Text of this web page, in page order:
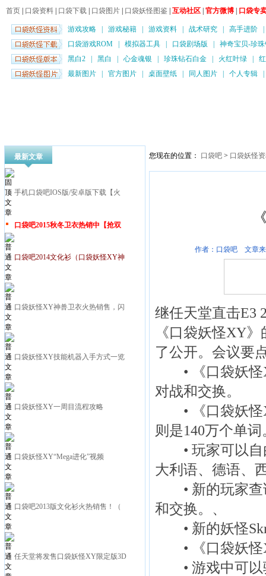
首页 口袋资料 口袋下载 口袋图片 口袋妖怪图鉴 互动社区 官方微博 口袋专
游戏攻略 游戏秘籍 游戏资料 战术研究 高手进阶
口袋游戏ROM
模拟器工具 口袋剧场版
神奇宝贝-珍
黑白2
黑白 心金魂银 珍珠钻石白金 火红叶绿
最新图片
官方图片 桌面壁纸 同人图片 个人专辑
最新文章
手机口袋吧IOS版/安卓版下载【火
口袋吧2015秋冬卫衣热销中【抢双
口袋吧2014文化衫（口袋妖怪XY神
口袋妖怪XY神兽卫衣火热销售，闪
口袋妖怪XY技能机器入手方式一览
口袋妖怪XY一周目流程攻略
口袋妖怪XY“Mega进化”视频
口袋吧2013版文化衫火热销售！（
任天堂将发售口袋妖怪XY限定版3D
您现在的位置： 口袋吧> 口袋妖怪
作者：口袋吧 文章
继任天堂直击E3
《口袋妖怪XY
了公开。会议要
• 《口袋妖怪
对战和交换。
• 《口袋妖怪
则是140万个单词
• 玩家可以自
大利语、德语、
• 新的玩家查
和交换。、
• 新的妖怪
• 《口袋妖怪
• 游戏中可以